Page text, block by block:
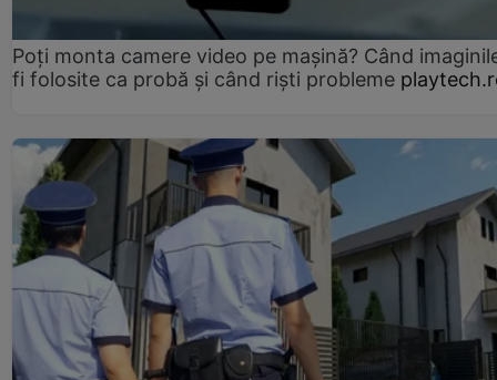
Poți monta camere video pe mașină? Când
fi folosite ca probă și când riști probleme